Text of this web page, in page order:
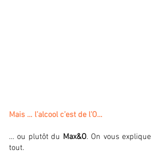
Mais … l’alcool c’est de l’O…
… ou plutôt du Max&O. On vous explique
tout.